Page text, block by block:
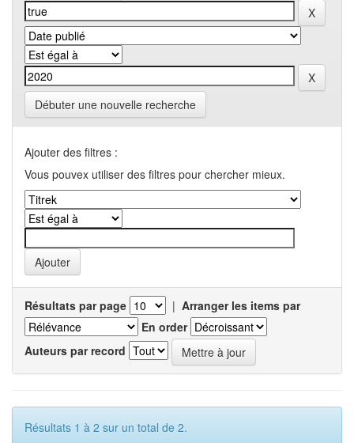
Débuter une nouvelle recherche
Ajouter des filtres :
Vous pouvex utiliser des filtres pour chercher mieux.
Résultats par page | Arranger les items par
En order
Auteurs par record
Résultats 1 à 2 sur un total de 2.